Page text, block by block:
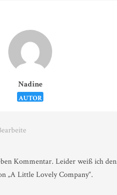
Nadine
AUTOR
Kommentar. Leider weiß ich
„A Little Lovely Company“.